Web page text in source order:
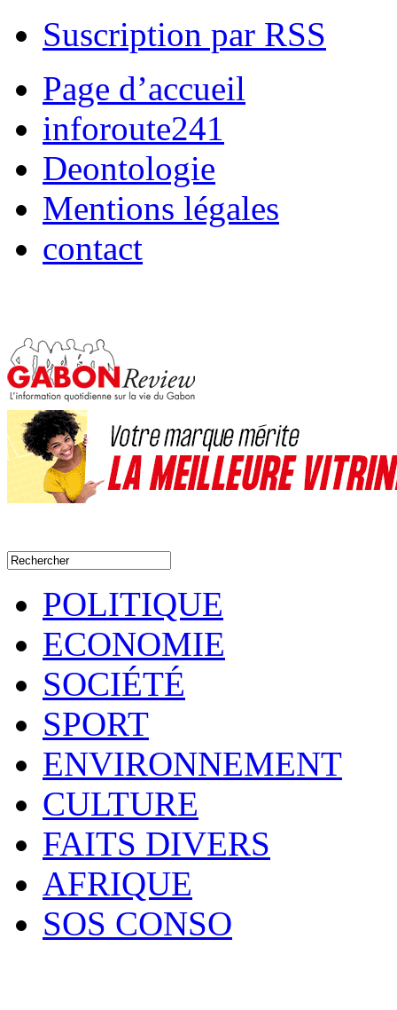
Suscription par RSS
Page d’accueil
inforoute241
Deontologie
Mentions légales
contact
POLITIQUE
ECONOMIE
SOCIÉTÉ
SPORT
ENVIRONNEMENT
CULTURE
FAITS DIVERS
AFRIQUE
SOS CONSO